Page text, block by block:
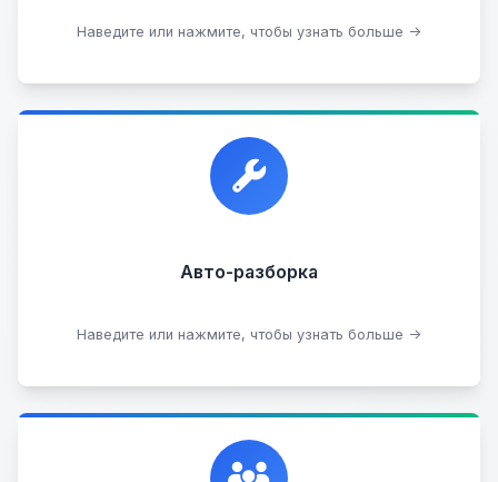
Наведите или нажмите, чтобы узнать больше →
Посмотреть каталог
Авто-разборка
Наведите или нажмите, чтобы узнать больше →
Прием автомобилей для разборки на запчасти в
любом состоянии.
Сдать на разборку
Сотрудничаем с лучшими организациями. Если у
вас есть интересные идеи, мы всегда открыты к